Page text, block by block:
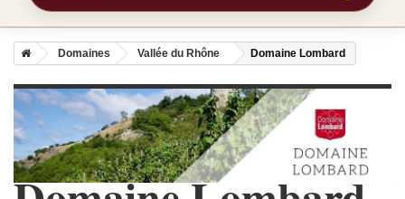
Domaines Vallée du Rhône Domaine Lombard